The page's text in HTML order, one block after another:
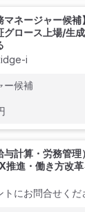
マネージャー候
グロース上場/生
i
ー候補
与計算・労務管
推進・働き方改
トにお問合せくだ